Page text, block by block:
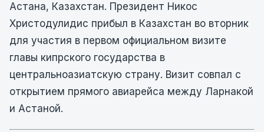
Астана, Казахстан. Президент Никос
Христодулидис прибыл в Казахстан во вторник
для участия в первом официальном визите
главы кипрского государства в
центральноазиатскую страну. Визит совпал с
открытием прямого авиарейса между Ларнакой
и Астаной.